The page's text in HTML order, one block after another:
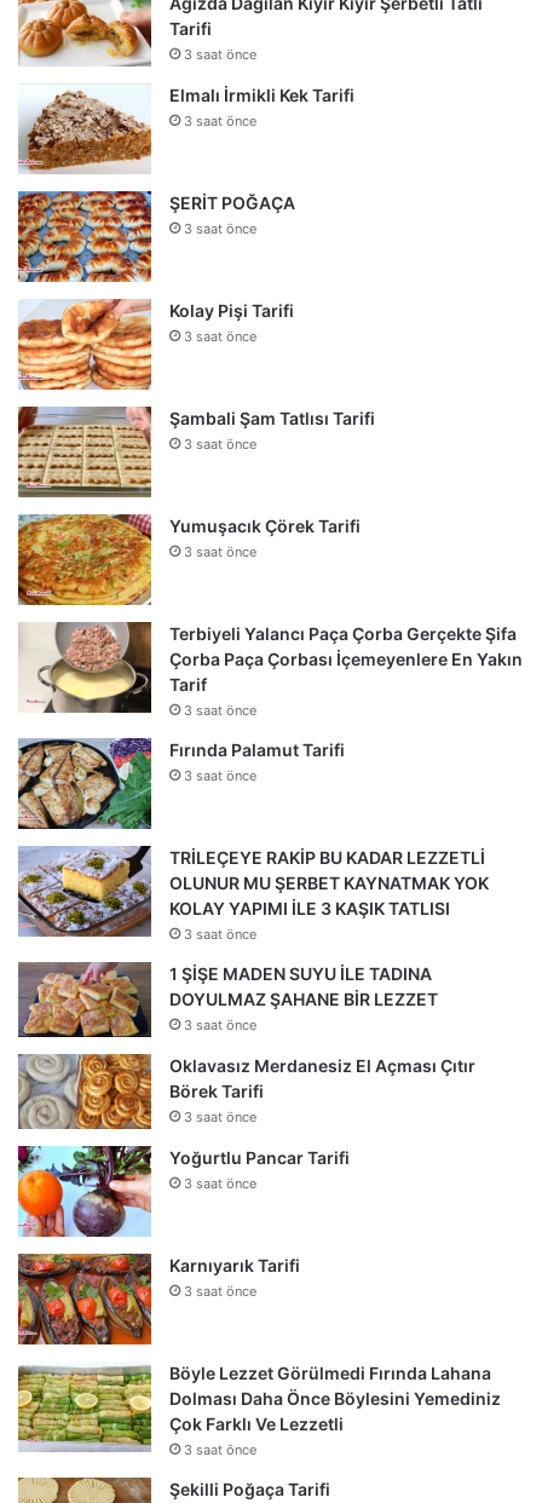
Tarifi
3 saat önce
Elmalı İrmikli Kek Tarifi
3 saat önce
ŞERİT POĞAÇA
3 saat önce
Kolay Pişi Tarifi
3 saat önce
Şambali Şam Tatlısı Tarifi
3 saat önce
Yumuşacık Çörek Tarifi
3 saat önce
Terbiyeli Yalancı Paça Çorba Gerçekte Şifa
Çorba Paça Çorbası İçemeyenlere En Yakın
Tarif
3 saat önce
Fırında Palamut Tarifi
3 saat önce
TRİLEÇEYE RAKİP BU KADAR LEZZETLİ
OLUNUR MU ŞERBET KAYNATMAK YOK
KOLAY YAPIMI İLE 3 KAŞIK TATLISI
3 saat önce
1 ŞİŞE MADEN SUYU İLE TADINA
DOYULMAZ ŞAHANE BİR LEZZET
3 saat önce
Oklavasız Merdanesiz El Açması Çıtır
Börek Tarifi
3 saat önce
Yoğurtlu Pancar Tarifi
3 saat önce
Karnıyarık Tarifi
3 saat önce
Böyle Lezzet Görülmedi Fırında Lahana
Dolması Daha Önce Böylesini Yemediniz
Çok Farklı Ve Lezzetli
3 saat önce
Şekilli Poğaça Tarifi